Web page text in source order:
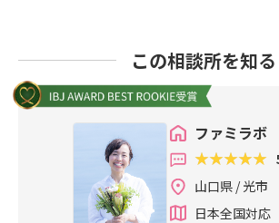
この相談所を知る
ファミラボ
山口県 / 光市
日本全国対応